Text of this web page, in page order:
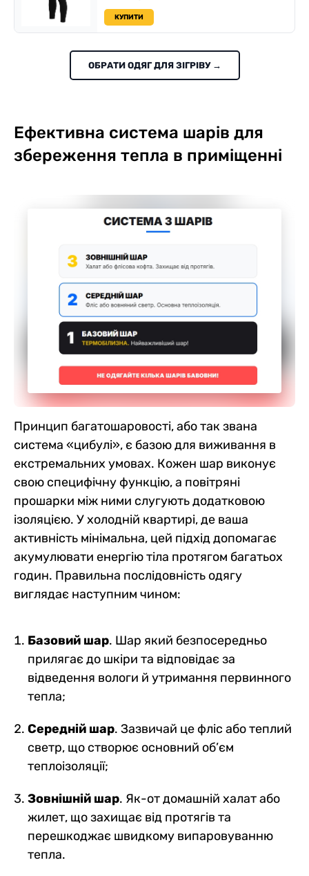
КУПИТИ
ОБРАТИ ОДЯГ ДЛЯ ЗІГРІВУ →
Ефективна система шарів для
збереження тепла в приміщенні
Принцип багатошаровості, або так звана
система «цибулі», є базою для виживання в
екстремальних умовах. Кожен шар виконує
свою специфічну функцію, а повітряні
прошарки між ними слугують додатковою
ізоляцією. У холодній квартирі, де ваша
активність мінімальна, цей підхід допомагає
акумулювати енергію тіла протягом багатьох
годин. Правильна послідовність одягу
виглядає наступним чином:
Базовий шар. Шар який безпосередньо
прилягає до шкіри та відповідає за
відведення вологи й утримання первинного
тепла;
Середній шар. Зазвичай це фліс або теплий
светр, що створює основний об’єм
теплоізоляції;
Зовнішній шар. Як-от домашній халат або
жилет, що захищає від протягів та
перешкоджає швидкому випаровуванню
тепла.